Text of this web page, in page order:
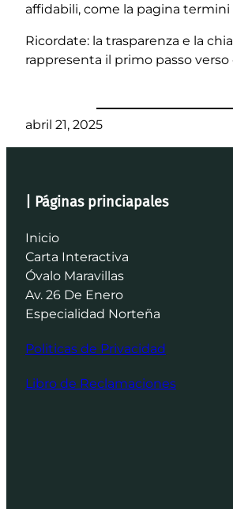
affidabili, come la pagina termini
Ricordate: la trasparenza e la
rappresenta il primo passo
abril 21, 2025
| Páginas princiapales
Inicio
Carta Interactiva
Óvalo Maravillas
Av. 26 De Enero
Especialidad Norteña
Politicas de Privacidad
Libro de Reclamaciones